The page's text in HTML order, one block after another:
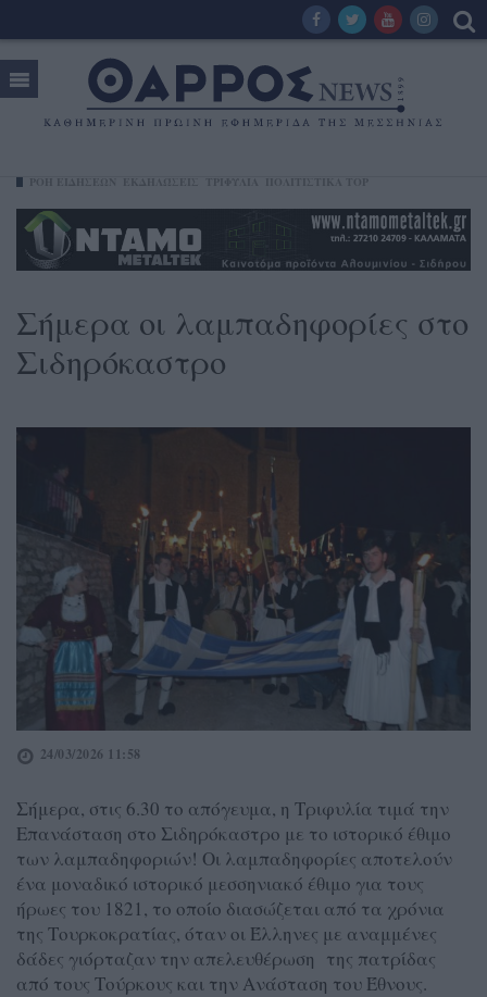
Σήμερα οι λαμπαδηφορίες στο
Σιδηρόκαστρο
24/03/2026 11:58
Σήμερα, στις 6.30 το απόγευμα, η Τριφυλία τιμά την
Επανάσταση στο Σιδηρόκαστρο με το ιστορικό έθιμο
των λαμπαδηφοριών! Οι λαμπαδηφορίες αποτελούν
ένα μοναδικό ιστορικό μεσσηνιακό έθιμο για τους
ήρωες του 1821, το οποίο διασώζεται από τα χρόνια
της Τουρκοκρατίας, όταν οι Έλληνες με αναμμένες
δάδες γιόρταζαν την απελευθέρωση της πατρίδας
από τους Τούρκους και την Ανάσταση του Έθνους.